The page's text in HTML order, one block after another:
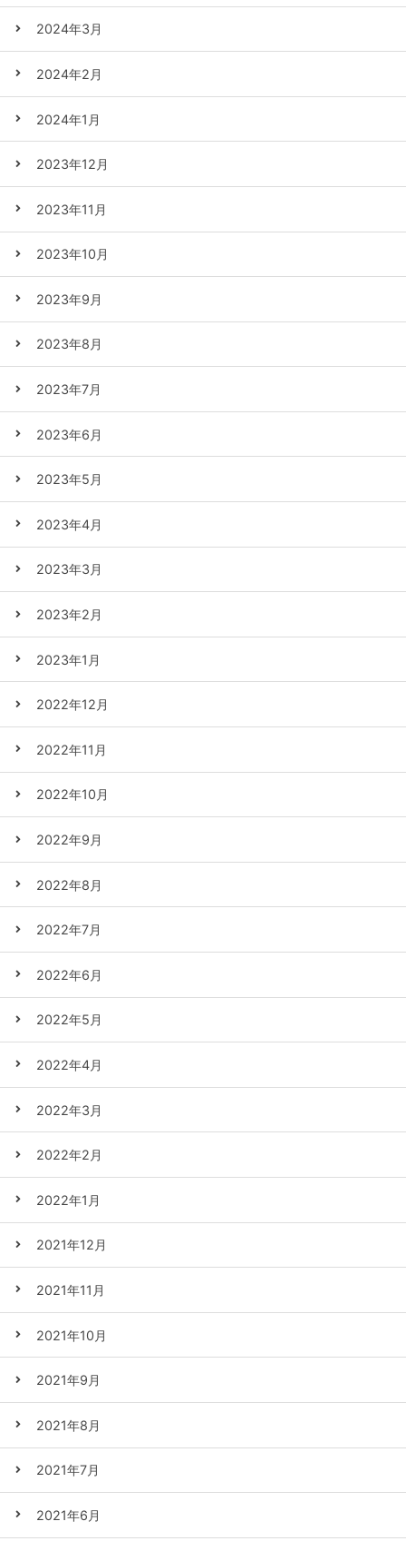
2024年3月
2024年2月
2024年1月
2023年12月
2023年11月
2023年10月
2023年9月
2023年8月
2023年7月
2023年6月
2023年5月
2023年4月
2023年3月
2023年2月
2023年1月
2022年12月
2022年11月
2022年10月
2022年9月
2022年8月
2022年7月
2022年6月
2022年5月
2022年4月
2022年3月
2022年2月
2022年1月
2021年12月
2021年11月
2021年10月
2021年9月
2021年8月
2021年7月
2021年6月